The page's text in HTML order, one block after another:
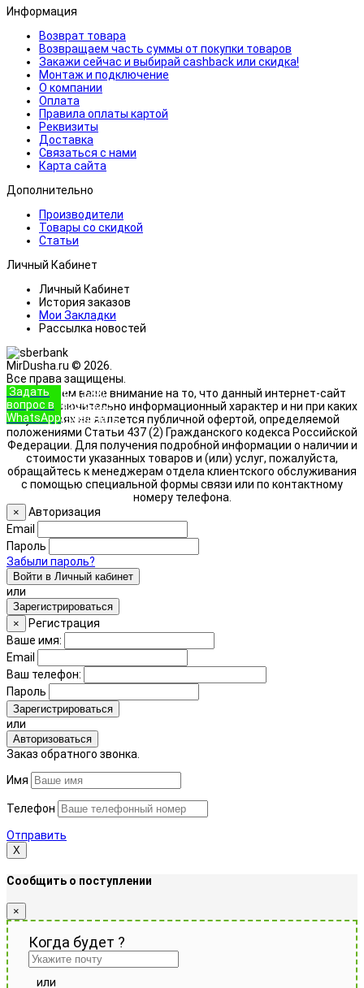
Информация
Возврат товара
Возвращаем часть суммы от покупки товаров
Закажи сейчас и выбирай cashback или скидка!
Монтаж и подключение
О компании
Оплата
Правила оплаты картой
Реквизиты
Доставка
Связаться с нами
Карта сайта
Дополнительно
Производители
Товары со скидкой
Статьи
Личный Кабинет
Личный Кабинет
История заказов
Мои Закладки
Рассылка новостей
MirDusha.ru © 2026.
Все права защищены.
Обращаем ваше внимание на то, что данный интернет-сайт
носит исключительно информационный характер и ни при каких
условиях не является публичной офертой, определяемой
положениями Статьи 437 (2) Гражданского кодекса Российской
Федерации. Для получения подробной информации о наличии и
стоимости указанных товаров и (или) услуг, пожалуйста,
обращайтесь к менеджерам отдела клиентского обслуживания
с помощью специальной формы связи или по контактному
номеру телефона.
Задать
вопрос в
WhatsApp
+7 (933)
888-8322
Позвонить
×
Авторизация
Email
Пароль
Забыли пароль?
Войти в Личный кабинет
или
Зарегистрироваться
×
Регистрация
Ваше имя:
Email
Ваш телефон:
Пароль
Зарегистрироваться
или
Авторизоваться
Заказ обратного звонка.
Имя
Телефон
Отправить
Х
Сообщить о поступлении
×
Когда будет ?
или